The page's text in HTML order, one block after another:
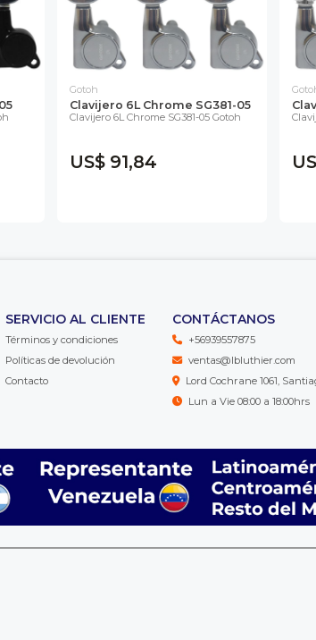
Gotoh
Clavijero 6L Chrome SG381-05
Clavijero 6L Chrome SG381-05 Gotoh
US$ 91,84
SERVICIO AL CLIENTE
Términos y condiciones
Políticas de devolución
Contacto
CONTÁCTANOS
+56939557875
ventas@lbluthier.com
Lord Cochrane 1061,
Lun a Vie 08:00 a 18:00hrs